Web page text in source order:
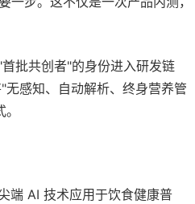
批共创者"的身份进入研发链
感知、自动解析、终身营养管
AI 技术应用于饮食健康普